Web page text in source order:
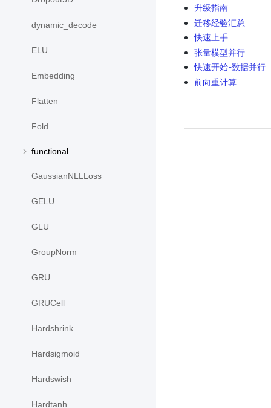
dynamic_decode
ELU
Embedding
Flatten
Fold
functional
GaussianNLLLoss
GELU
GLU
GroupNorm
GRU
GRUCell
Hardshrink
Hardsigmoid
Hardswish
Hardtanh
升级指南
迁移经验汇总
快速上手
张量模型并行
快速开始-数据并行
前向重计算